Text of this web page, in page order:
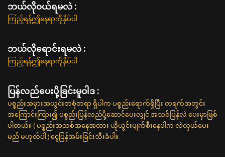
ဘယ်လို၀ယ်ရမလဲ :
ကြည့်ရန်ဤနေရာကိုနှိပ်ပါ
ဘယ်လိုရောင်းရမလဲ :
ကြည့်ရန်ဤနေရာကိုနှိပ်ပါ
ပြန်လည်ပေးပို့ခြင်းမူဝါဒ :
ပစ္စည်းအမှားအယွင်းတစုံတရာ ရှိပါက ပစ္စည်းရောက်ရှိပြီး တရက်အတွင်း
အကြောင်းကြား၍ ပစ္စည်းပြန်လည်ပို့ဆောင်ပေးလျှင် အသစ်ပြန်လဲ ပေးမှာဖြစ်
ပါတယ်။ ( ပစ္စည်းအသစ်အနေအထား ယိုယွင်းပျက်စီးနေပါက လဲလှယ်ပေး
မည် မဟုတ်ပါ ) ငွေပြန်အမ်းခြင်းသီးခံပါ။